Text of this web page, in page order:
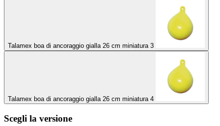
Talamex boa di ancoraggio gialla 26 cm miniatura 3
Talamex boa di ancoraggio gialla 26 cm miniatura 4
Scegli la versione